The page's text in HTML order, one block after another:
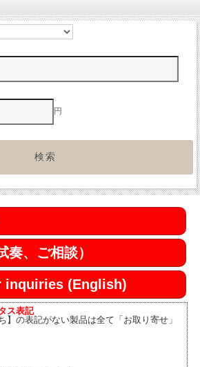
円
奏、ご相談）
inquiries (English)
ス表記
】の表記がない製品は全て「お取り寄せ」